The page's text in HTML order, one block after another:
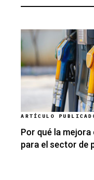
ARTÍCULO
Por qué la
para el sector de